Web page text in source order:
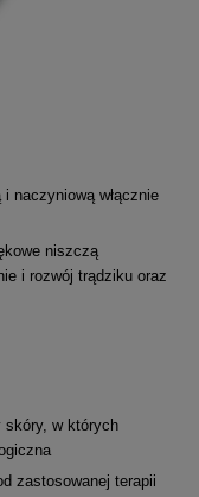
naczyniową włącznie
niszczą
i rozwój trądziku oraz
skóry, w których
zastosowanej terapii